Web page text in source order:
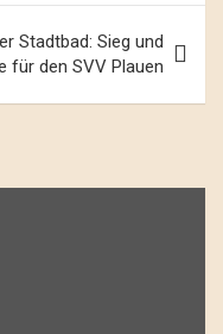
Stadtbad: Sieg und
für den SVV Plauen